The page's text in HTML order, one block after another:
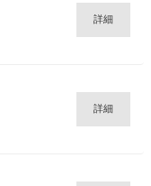
詳細
詳細